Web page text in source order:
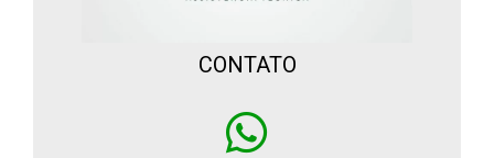
CONTATO